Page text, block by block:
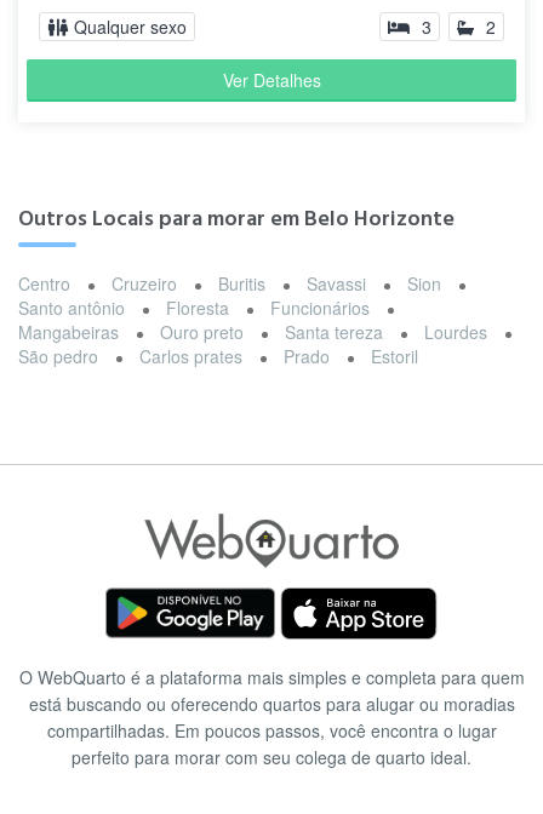
Qualquer sexo 3 2
Ver Detalhes
Outros Locais para morar em Belo Horizonte
Centro Cruzeiro Buritis Savassi
Sion
Santo antônio
Floresta
Funcionários
Mangabeiras
Ouro preto Santa tereza
Lourdes
São pedro
Carlos prates Prado Estoril
O WebQuarto é a plataforma mais simples e completa para quem
está buscando ou oferecendo quartos para alugar ou moradias
compartilhadas. Em poucos passos, você encontra o lugar
perfeito para morar com seu colega de quarto ideal.